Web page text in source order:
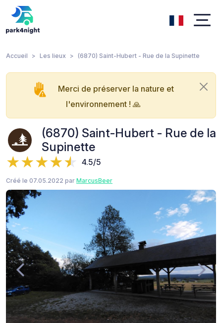
Accueil Les lieux (6870) Saint-Hubert - Rue de la Supinette
Merci de préserver la nature et
l'environnement ! 🙏
(6870) Saint-Hubert - Rue de la
Supinette
4.5/5
Créé le 07.05.2022 par MarcusBeer